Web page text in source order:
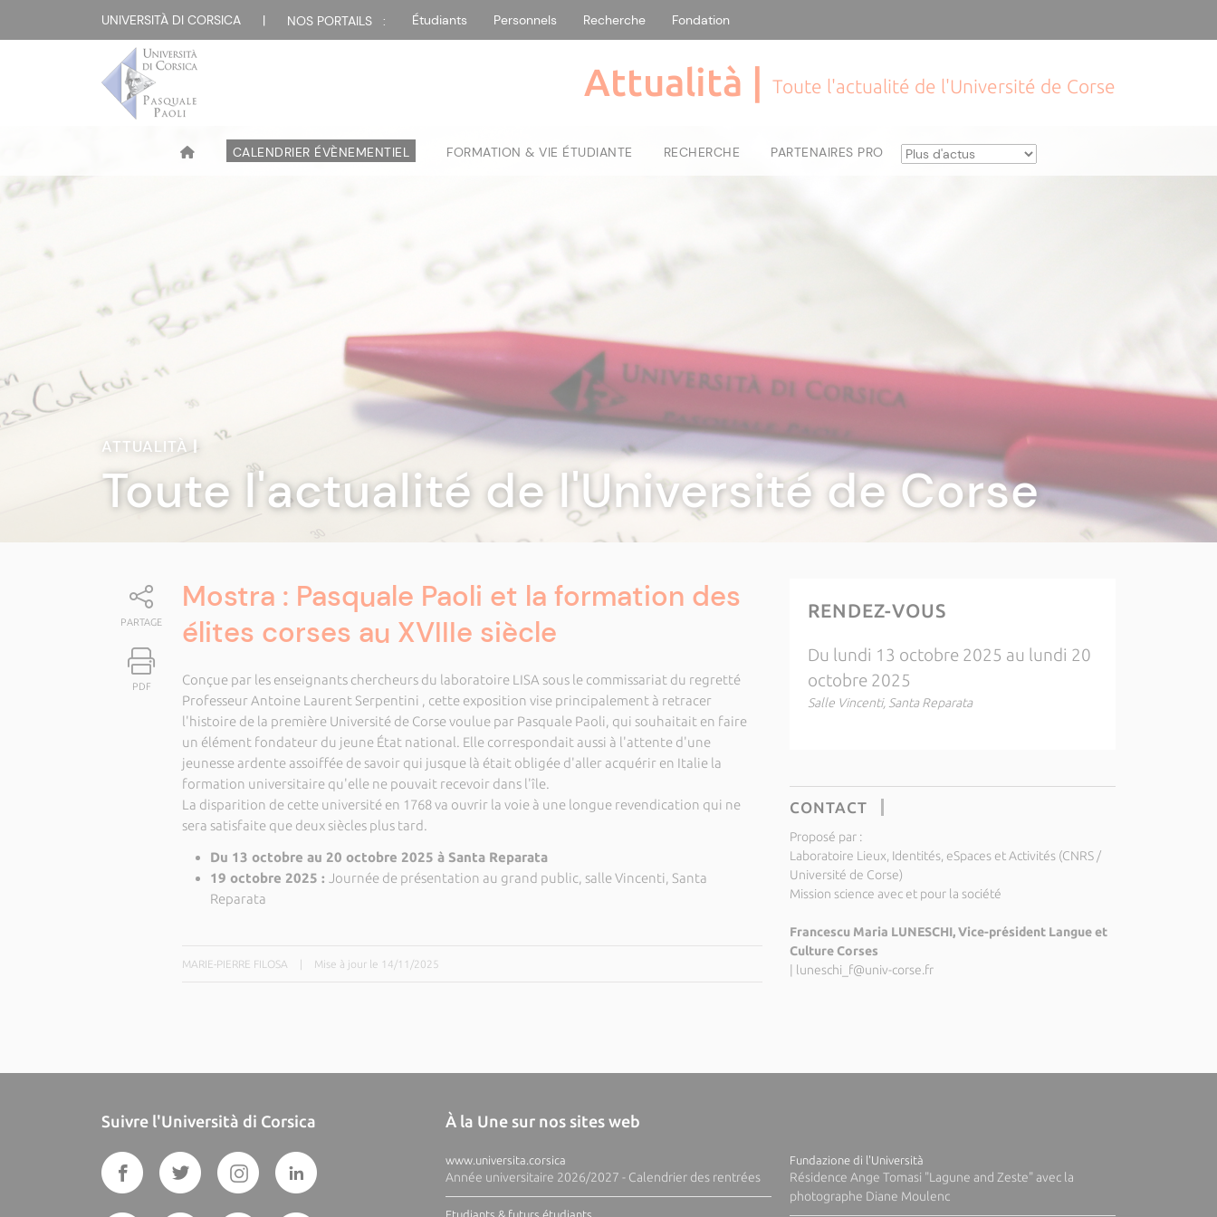
UNIVERSITÀ DI CORSICA | NOS PORTAILS : Étudiants Personnels Recherche Fondation
Attualità | Toute l'actualité de l'Université de Corse
CALENDRIER ÉVÈNEMENTIEL FORMATION & VIE ÉTUDIANTE RECHERCHE PARTENAIRES PRO
ATTUALITÀ|
Toute l'actualité de l'Université de Corse
PARTAGE
PDF
Mostra : Pasquale Paoli et la formation des
élites corses au XVIIIe siècle
Conçue par les enseignants chercheurs du laboratoire LISA sous le commissariat du regretté
Professeur Antoine Laurent Serpentini , cette exposition vise principalement à retracer
l'histoire de la première Université de Corse voulue par Pasquale Paoli, qui souhaitait en faire
un élément fondateur du jeune État national. Elle correspondait aussi à l'attente d'une
jeunesse ardente assoiffée de savoir qui jusque là était obligée d'aller acquérir en Italie la
formation universitaire qu'elle ne pouvait recevoir dans l'île.
La disparition de cette université en 1768 va ouvrir la voie à une longue revendication qui ne
sera satisfaite que deux siècles plus tard.
Du 13 octobre au 20 octobre 2025 à Santa Reparata
19 octobre 2025 : Journée de présentation au grand public, salle Vincenti, Santa
Reparata
MARIE-PIERRE FILOSA Mise à jour le 14/11/2025
RENDEZ-VOUS
Du lundi 13 octobre 2025 au lundi 20
octobre 2025
Salle Vincenti, Santa Reparata
CONTACT
Proposé par :
Laboratoire Lieux, Identités, eSpaces et Activités (CNRS /
Université de Corse)
Mission science avec et pour la société
Francescu Maria LUNESCHI, Vice-président Langue et
Culture Corses
luneschi_f@univ-corse.fr
Suivre l'Università di Corsica À la Une sur nos sites web
www.universita.corsica
Année universitaire 2026/2027 - Calendrier des rentrées
Etudiants & futurs étudiants
Fundazione di l'Università
Résidence Ange Tomasi "Lagune and Zeste" avec la
photographe Diane Moulenc